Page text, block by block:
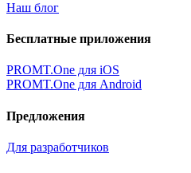
Наш блог
Бесплатные приложения
PROMT.One для iOS
PROMT.One для Android
Предложения
Для разработчиков